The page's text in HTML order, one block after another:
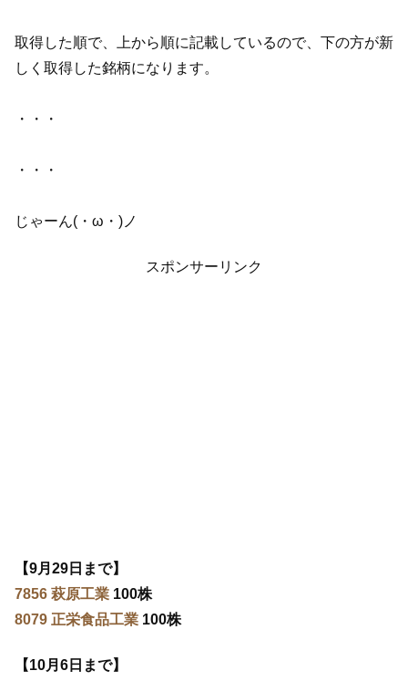
取得した順で、上から順に記載しているので、下の方が新
しく取得した銘柄になります。
・・・
・・・
じゃーん(・ω・)ノ
スポンサーリンク
【9月29日まで】
7856 萩原工業 100株
8079 正栄食品工業 100株
【10月6日まで】